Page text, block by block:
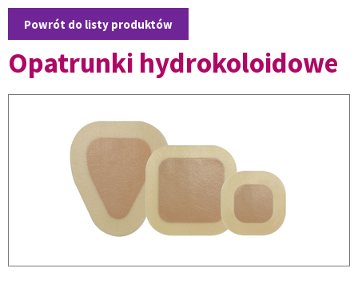
Powrót do listy produktów
Opatrunki hydrokoloidowe